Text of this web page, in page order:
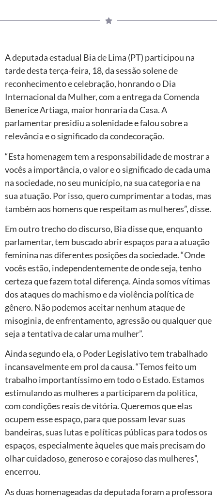
A deputada estadual Bia de Lima (PT) participou na
tarde desta terça-feira, 18, da sessão solene de
reconhecimento e celebração, honrando o Dia
Internacional da Mulher, com a entrega da Comenda
Benerice Artiaga, maior honraria da Casa. A
parlamentar presidiu a solenidade e falou sobre a
relevância e o significado da condecoração.
“Esta homenagem tem a responsabilidade de mostrar a
vocês a importância, o valor e o significado de cada uma
na sociedade, no seu município, na sua categoria e na
sua atuação. Por isso, quero cumprimentar a todas, mas
também aos homens que respeitam as mulheres”, disse.
Em outro trecho do discurso, Bia disse que, enquanto
parlamentar, tem buscado abrir espaços para a atuação
feminina nas diferentes posições da sociedade. “Onde
vocês estão, independentemente de onde seja, tenho
certeza que fazem total diferença. Ainda somos vítimas
dos ataques do machismo e da violência política de
gênero. Não podemos aceitar nenhum ataque de
misoginia, de enfrentamento, agressão ou qualquer que
seja a tentativa de calar uma mulher”.
Ainda segundo ela, o Poder Legislativo tem trabalhado
incansavelmente em prol da causa. “Temos feito um
trabalho importantíssimo em todo o Estado. Estamos
estimulando as mulheres a participarem da política,
com condições reais de vitória. Queremos que elas
ocupem esse espaço, para que possam levar suas
bandeiras, suas lutas e políticas públicas para todos os
espaços, especialmente àqueles que mais precisam do
olhar cuidadoso, generoso e corajoso das mulheres”,
encerrou.
As duas homenageadas da deputada foram a professora